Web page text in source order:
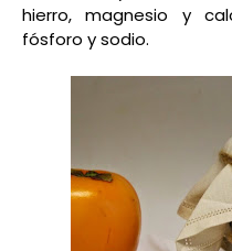
hierro, magnesio y
fósforo y sodio.